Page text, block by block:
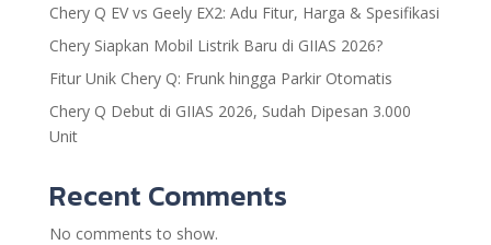
Chery Q EV vs Geely EX2: Adu Fitur, Harga & Spesifikasi
Chery Siapkan Mobil Listrik Baru di GIIAS 2026?
Fitur Unik Chery Q: Frunk hingga Parkir Otomatis
Chery Q Debut di GIIAS 2026, Sudah Dipesan 3.000
Unit
Recent Comments
No comments to show.